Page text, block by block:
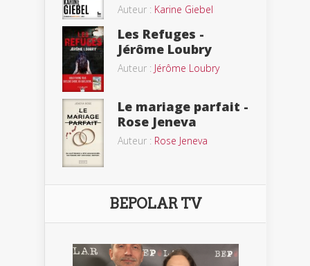
Auteur : Karine Giebel
Les Refuges -
Jérôme Loubry
Auteur : Jérôme Loubry
Le mariage parfait -
Rose Jeneva
Auteur : Rose Jeneva
BEPOLAR TV